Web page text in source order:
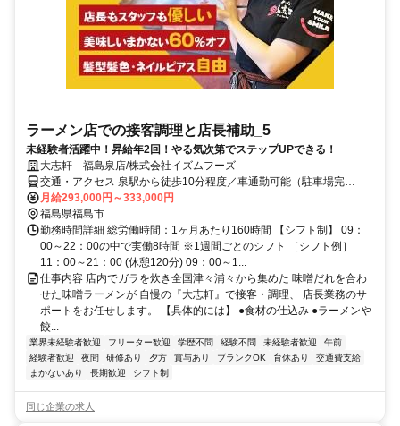
ラーメン店での接客調理と店長補助_5
未経験者活躍中！昇給年2回！やる気次第でステップUPできる！
大志軒 福島泉店/株式会社イズムフーズ
交通・アクセス 泉駅から徒歩10分程度／車通勤可能（駐車場完
備）・交通費支給
月給293,000円～333,000円
福島県福島市
勤務時間詳細 総労働時間：1ヶ月あたり160時間 【シフト制】 09：
00～22：00の中で実働8時間 ※1週間ごとのシフト ［シフト例］
11：00～21：00 (休憩120分) 09：00～1...
仕事内容 店内でガラを炊き全国津々浦々から集めた 味噌だれを合わ
せた味噌ラーメンが 自慢の『大志軒』で接客・調理、 店長業務のサ
ポートをお任せします。 【具体的には】 ●食材の仕込み ●ラーメンや
餃...
業界未経験者歓迎 フリーター歓迎 学歴不問 経験不問 未経験者歓迎
午前
経験者歓迎
夜間 研修あり 夕方 賞与あり ブランクOK 育休あり
交通費支給
まかないあり
長期歓迎 シフト制
同じ企業の求人